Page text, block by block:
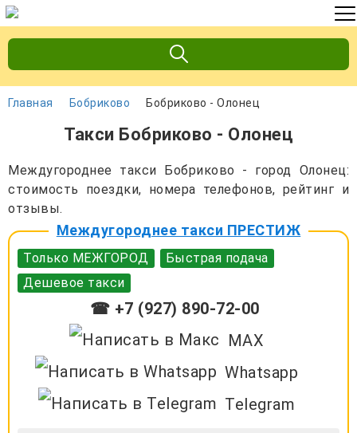
Главная Бобриково Бобриково - Олонец
Такси Бобриково - Олонец
Междугороднее такси Бобриково - город Олонец:
стоимость поездки, номера телефонов, рейтинг и
отзывы.
Междугороднее такси ПРЕСТИЖ
Только МЕЖГОРОД
Быстрая подача
Дешевое такси
☎ +7 (927) 890-72-00
MAX
Whatsapp
Telegram